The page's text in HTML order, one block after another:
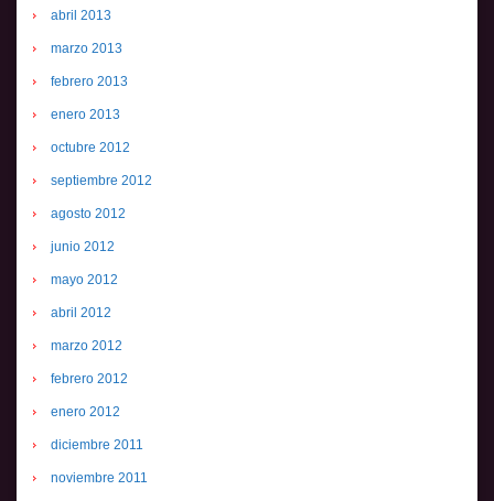
abril 2013
marzo 2013
febrero 2013
enero 2013
octubre 2012
septiembre 2012
agosto 2012
junio 2012
mayo 2012
abril 2012
marzo 2012
febrero 2012
enero 2012
diciembre 2011
noviembre 2011